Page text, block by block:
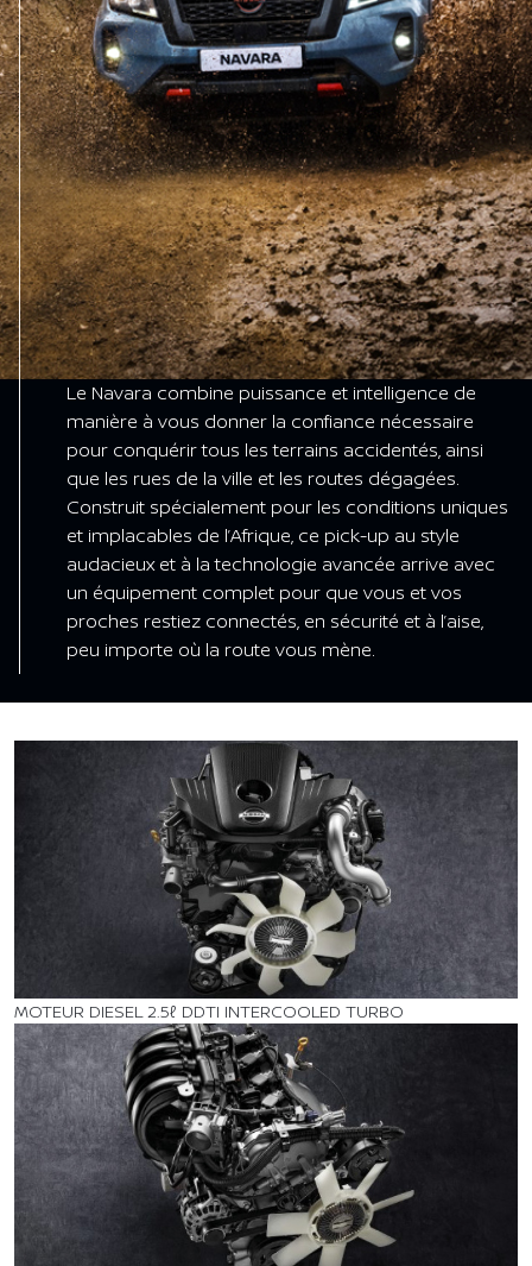
Le Navara combine puissance et intelligence de
manière à vous donner la confiance nécessaire
pour conquérir tous les terrains accidentés, ainsi
que les rues de la ville et les routes dégagées.
Construit spécialement pour les conditions uniques
et implacables de l’Afrique, ce pick-up au style
audacieux et à la technologie avancée arrive avec
un équipement complet pour que vous et vos
proches restiez connectés, en sécurité et à l’aise,
peu importe où la route vous mène.
MOTEUR DIESEL 2.5ℓ DDTI INTERCOOLED TURBO